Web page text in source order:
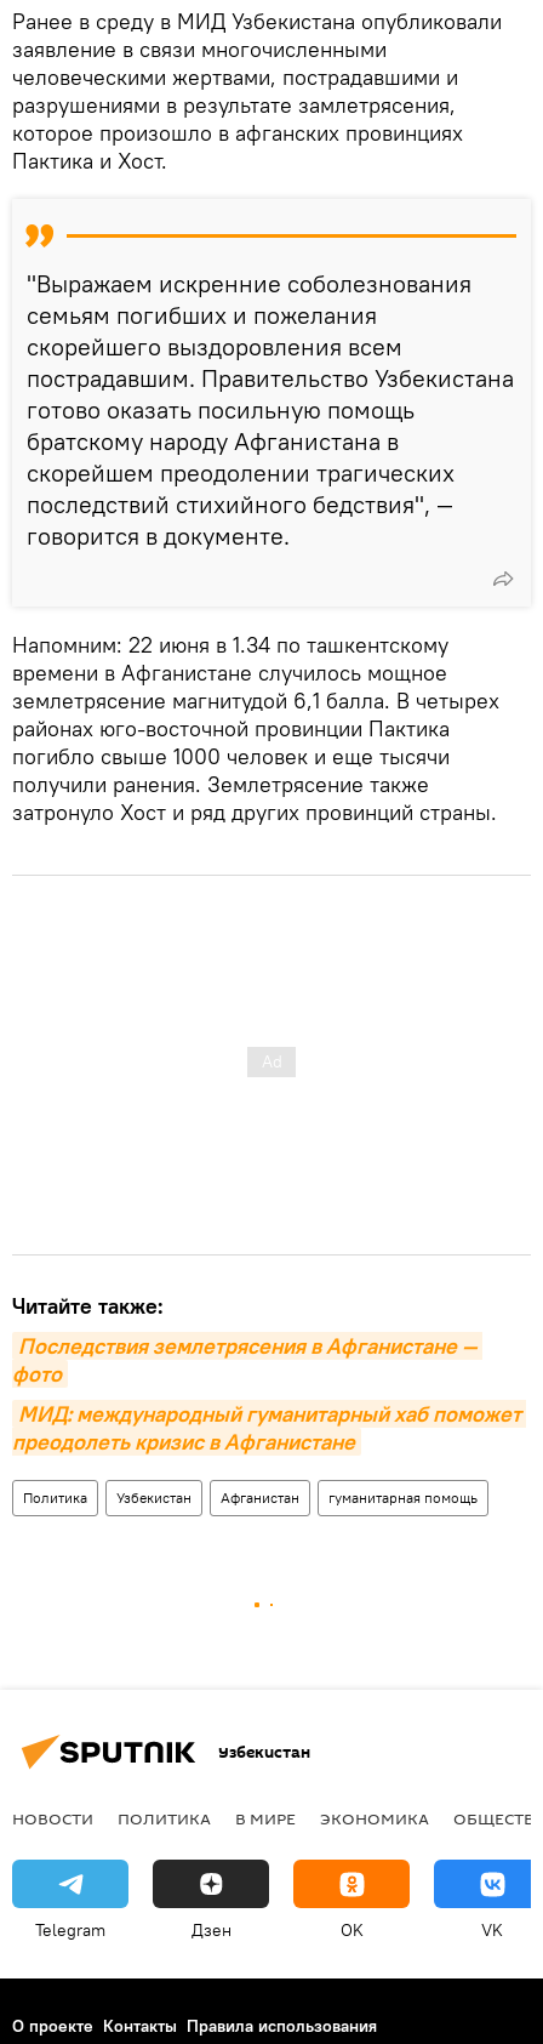
Ранее в среду в МИД Узбекистана опубликовали
заявление в связи многочисленными
человеческими жертвами, пострадавшими и
разрушениями в результате замлетрясения,
которое произошло в афганских провинциях
Пактика и Хост.
"Выражаем искренние соболезнования
семьям погибших и пожелания
скорейшего выздоровления всем
пострадавшим. Правительство Узбекистана
готово оказать посильную помощь
братскому народу Афганистана в
скорейшем преодолении трагических
последствий стихийного бедствия", —
говорится в документе.
Напомним: 22 июня в 1.34 по ташкентскому
времени в Афганистане случилось мощное
землетрясение магнитудой 6,1 балла. В четырех
районах юго-восточной провинции Пактика
погибло свыше 1000 человек и еще тысячи
получили ранения. Землетрясение также
затронуло Хост и ряд других провинций страны.
Читайте также:
Последствия землетрясения в Афганистане —
фото
МИД: международный гуманитарный хаб поможет
преодолеть кризис в Афганистане
Политика Узбекистан Афганистан гуманитарная помощь
Узбекистан
НОВОСТИ ПОЛИТИКА В МИРЕ ЭКОНОМИКА
Telegram Дзен OK VK
О проекте Контакты Правила использования